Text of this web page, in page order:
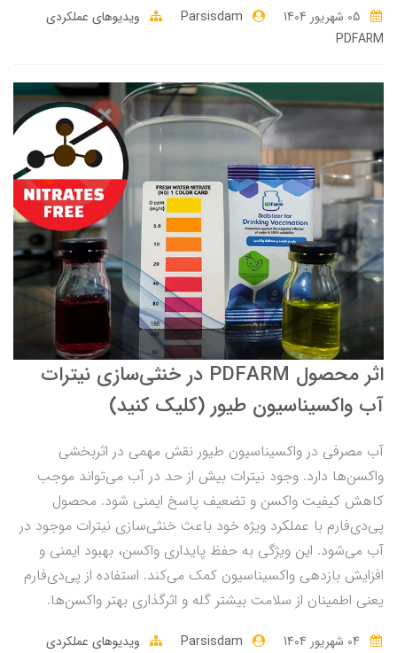
Parsisdam
ویدیوهای عملکردی
PDFARM
اثر محصول PDFARM در خنثی‌سازی نیترات
آب واکسیناسیون طیور (کلیک کنید)
آب مصرفی در واکسیناسیون طیور نقش مهمی در اثربخشی
واکسن‌ها دارد. وجود نیترات بیش از حد در آب می‌تواند موجب
کاهش کیفیت واکسن و تضعیف پاسخ ایمنی شود. محصول
پی‌دی‌فارم با عملکرد ویژه خود باعث خنثی‌سازی نیترات موجود در
آب می‌شود. این ویژگی به حفظ پایداری واکسن، بهبود ایمنی و
افزایش بازدهی واکسیناسیون کمک می‌کند. استفاده از پی‌دی‌فارم
یعنی اطمینان از سلامت بیشتر گله و اثرگذاری بهتر واکسن‌ها.
Parsisdam
ویدیوهای عملکردی